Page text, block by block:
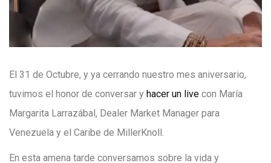
El 31 de Octubre, y ya cerrando nuestro mes aniversario,
tuvimos el honor de conversar y hacer un live con María
Margarita Larrazábal, Dealer Market Manager para
Venezuela y el Caribe de MillerKnoll.
En esta amena tarde conversamos sobre la vida y